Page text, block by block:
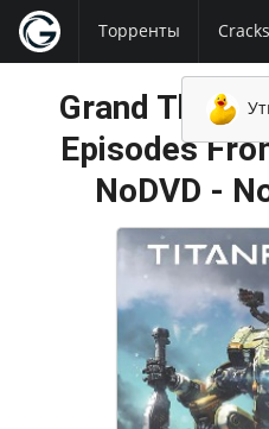
Торренты Cracks
Grand Theft
Episodes
NoDVD -